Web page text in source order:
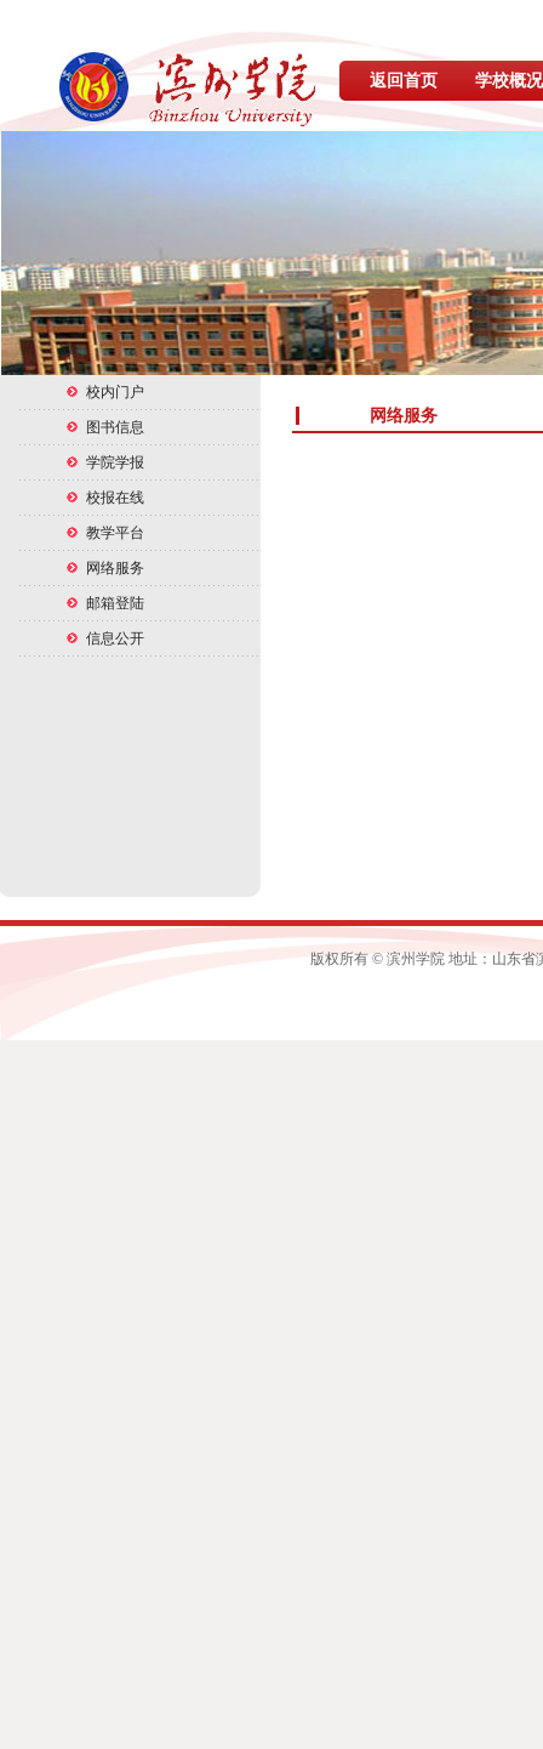
返回首页 学校概况
校内门户
图书信息
学院学报
校报在线
教学平台
网络服务
邮箱登陆
信息公开
网络服务
版权所有 © 滨州学院 地址：山东省